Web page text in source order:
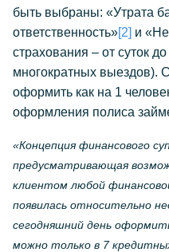
быть выбраны: «Утрата
ответственность»[2] и
страхования – от суток
многократных выездов).
оформить как на 1
оформления полиса
«Концепция финансового
предусматривающая
клиентом любой
появилась относительно
сегодняшний день
можно только в 7